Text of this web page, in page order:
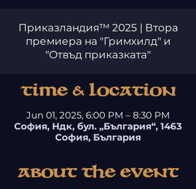
Приказландия™ 2025 | Втора
премиера на "Гримхилд" и
"Отвъд приказката"
Time & Location
Jun 01, 2025, 6:00 PM – 8:30 PM
София, Ндк, бул. „България“, 1463
София, България
About The Event